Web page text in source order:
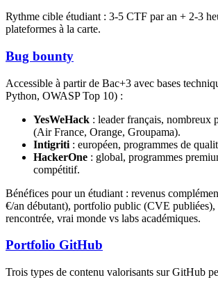
Rythme cible étudiant : 3-5 CTF par an + 2-3
plateformes à la carte.
Bug bounty
Accessible à partir de Bac+3 avec bases
Python, OWASP Top 10) :
YesWeHack : leader français, nombreux
(Air France, Orange, Groupama).
Intigriti : européen, programmes de
HackerOne : global, programmes
compétitif.
Bénéfices pour un étudiant : revenus
€/an débutant), portfolio public (CVE publiées),
rencontrée, vrai monde vs labs académiques.
Portfolio GitHub
Trois types de contenu valorisants sur GitHub